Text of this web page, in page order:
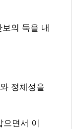
의 둑을 내
정체성을
면서 이